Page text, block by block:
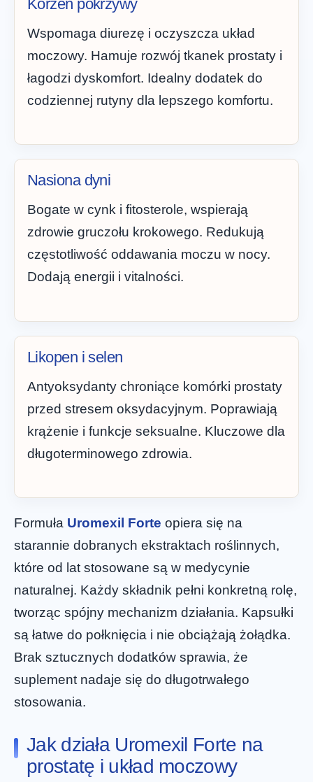
Korzeń pokrzywy
Wspomaga diurezę i oczyszcza układ
moczowy. Hamuje rozwój tkanek prostaty i
łagodzi dyskomfort. Idealny dodatek do
codziennej rutyny dla lepszego komfortu.
Nasiona dyni
Bogate w cynk i fitosterole, wspierają
zdrowie gruczołu krokowego. Redukują
częstotliwość oddawania moczu w nocy.
Dodają energii i vitalności.
Likopen i selen
Antyoksydanty chroniące komórki prostaty
przed stresem oksydacyjnym. Poprawiają
krążenie i funkcje seksualne. Kluczowe dla
długoterminowego zdrowia.
Formuła Uromexil Forte opiera się na
starannie dobranych ekstraktach roślinnych,
które od lat stosowane są w medycynie
naturalnej. Każdy składnik pełni konkretną rolę,
tworząc spójny mechanizm działania. Kapsułki
są łatwe do połknięcia i nie obciążają żołądka.
Brak sztucznych dodatków sprawia, że
suplement nadaje się do długotrwałego
stosowania.
Jak działa Uromexil Forte na
prostatę i układ moczowy